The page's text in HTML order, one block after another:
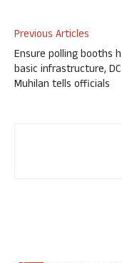
Previous Articles
Ensure polling booths
basic infrastructure,
Muhilan tells officials